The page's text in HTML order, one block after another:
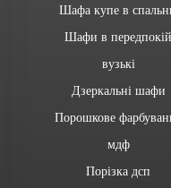
Шафа купе в
Шафи в передпокій
вузькі
Дзеркальні шафи
Порошкове
мдф
Порізка дсп